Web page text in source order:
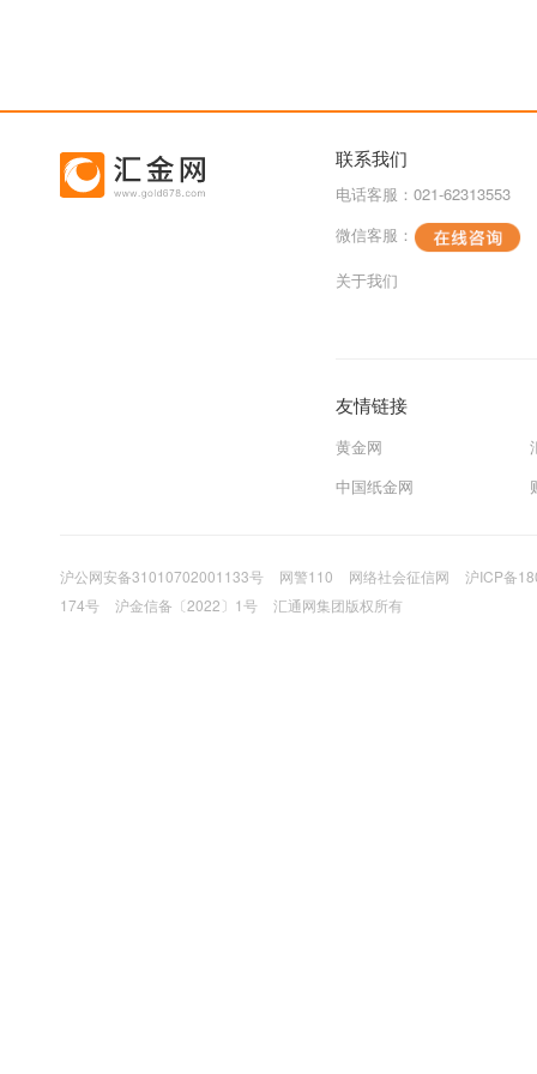
联系我们
电话客服：021-62313553
微信客服：
关于我们
友情链接
黄金网
中国纸金网
沪公网安备31010702001133号 网警110 网络社会征信网
沪ICP备
174号
沪金信备〔2022〕1号 汇通网集团版权所有